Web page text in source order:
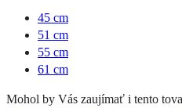
45 cm
51 cm
55 cm
61 cm
Mohol by Vás zaujímať i tento